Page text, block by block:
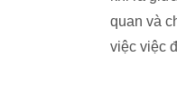
quan và
việc việc